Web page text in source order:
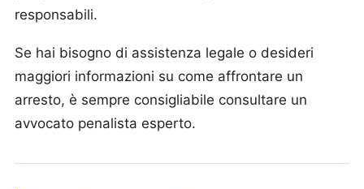
responsabili.
Se hai bisogno di assistenza legale o desideri
maggiori informazioni su come affrontare un
arresto, è sempre consigliabile consultare un
avvocato penalista esperto.